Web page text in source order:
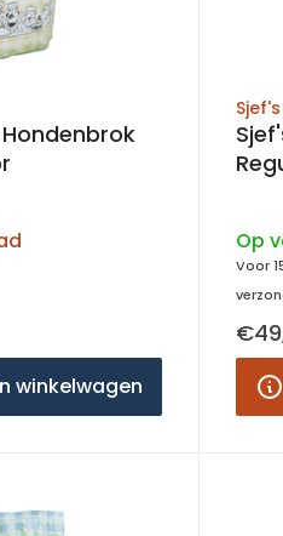
winkelwagen
Op
Voor